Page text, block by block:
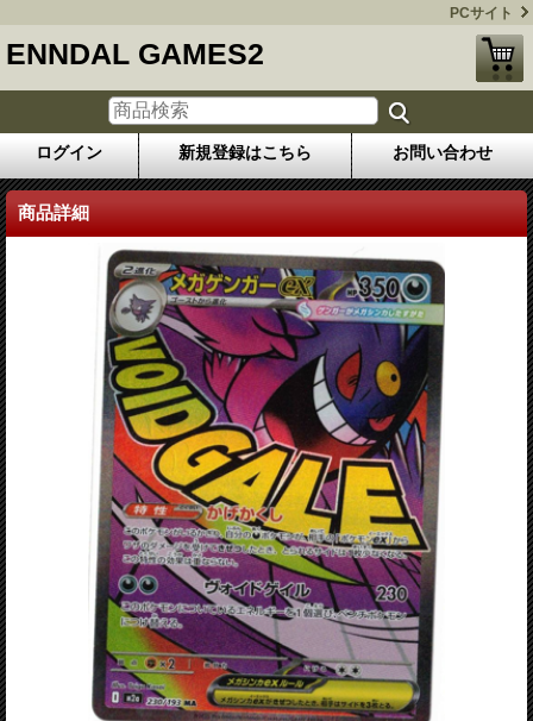
PCサイト
ENNDAL GAMES2
ログイン 新規登録はこちら お問い合わせ
商品詳細